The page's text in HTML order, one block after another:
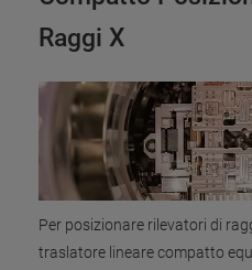
Raggi X
Per posizionare rilevatori di
traslatore lineare compatto